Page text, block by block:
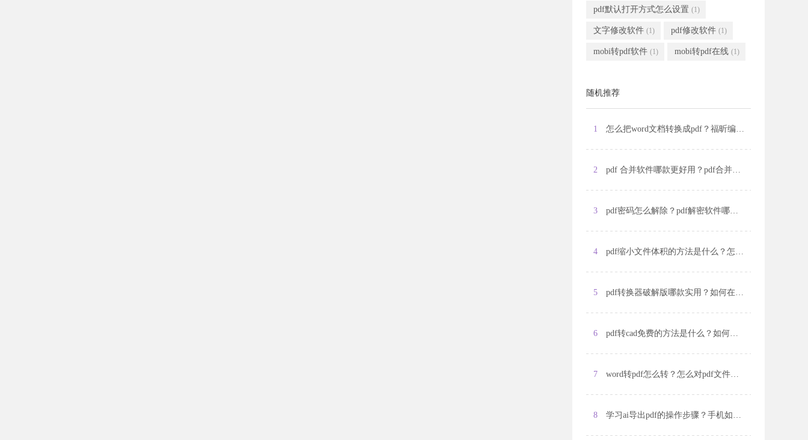
pdf默认打开方式怎么设置 (1)
文字修改软件 (1) pdf修改软件 (1)
mobi转pdf软件 (1) mobi转pdf在线 (1)
随机推荐
1 怎么把word文档转换成pdf？福昕编辑器个人版怎么样？
2 pdf 合并软件哪款更好用？pdf合并方法是什么？
3 pdf密码怎么解除？pdf解密软件哪款好用？
4 pdf缩小文件体积的方法是什么？怎么将图片转换为pdf格式？
5 pdf转换器破解版哪款实用？如何在pdf文件中添加线条？
6 pdf转cad免费的方法是什么？如何将pdf文件转换为excel格式？
7 word转pdf怎么转？怎么对pdf文件进行拆分？
8 学习ai导出pdf的操作步骤？手机如何修改PDF文件？